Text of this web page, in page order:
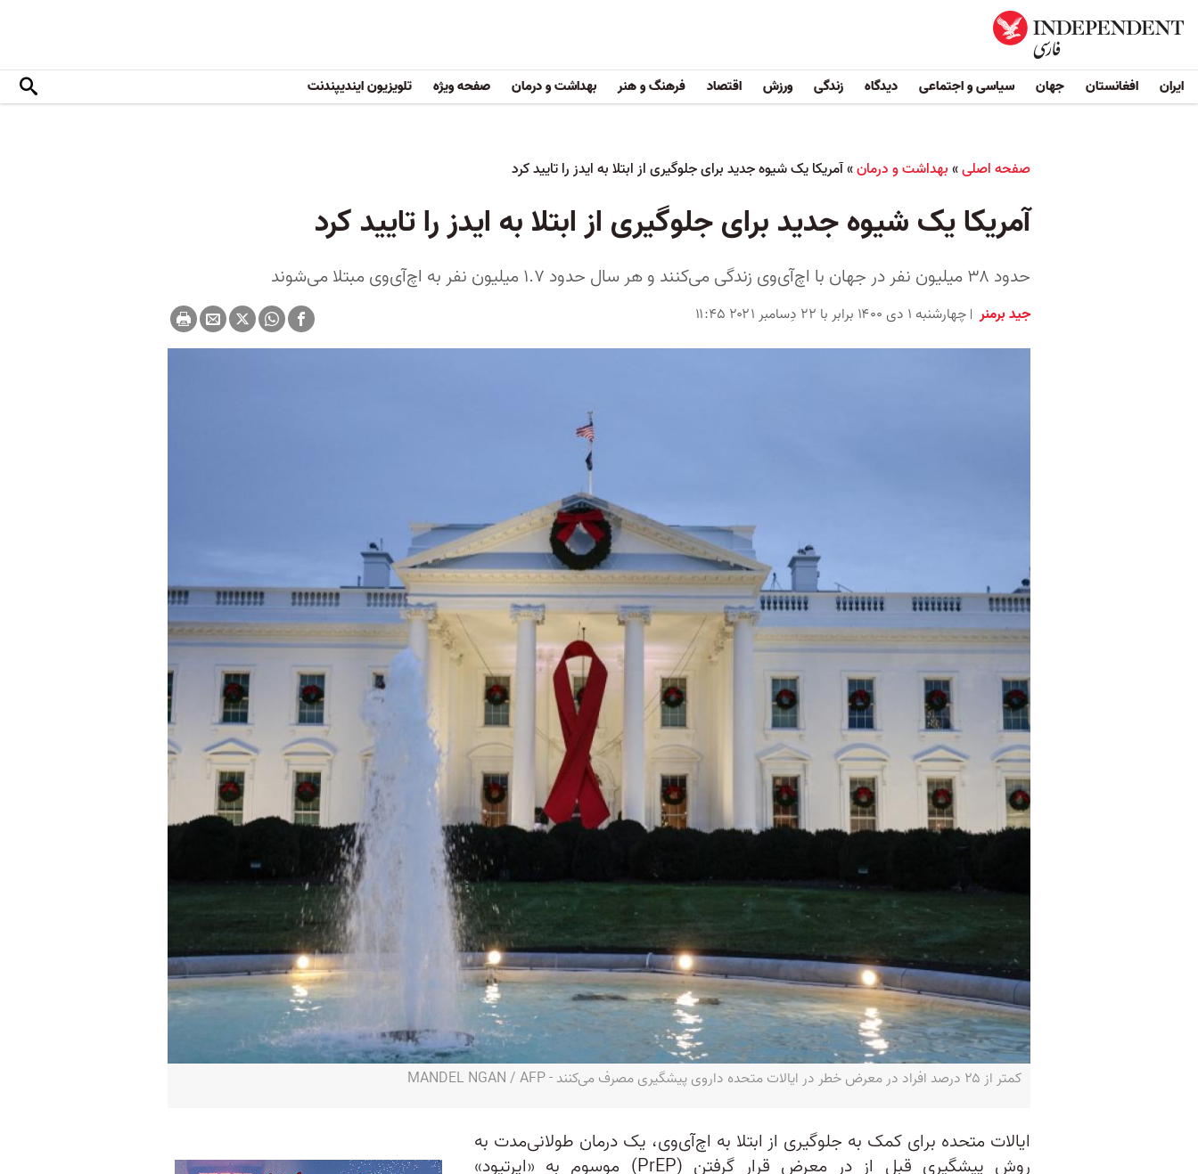
ایران افغانستان جهان سیاسی و اجتماعی دیدگاه زندگی ورزش اقتصاد فرهنگ و هنر بهداشت و درمان صفحه ویژه تلویزیون ایندیپندنت
صفحه اصلی»بهداشت و درمان»آمریکا یک شیوه جدید برای جلوگیری از ابتلا به ایدز را تایید کرد
آمریکا یک شیوه جدید برای جلوگیری از ابتلا به ایدز را تایید کرد
حدود ۳۸ میلیون نفر در جهان با اچ‌آی‌وی زندگی می‌کنند و هر سال حدود ۱.۷ میلیون نفر به اچ‌آی‌وی مبتلا می‌شوند
جید برمنر چهارشنبه ۱ دی ۱۴۰۰ برابر با ۲۲ دِسامبر ۲۰۲۱ ۱۱:۴۵
کمتر از ۲۵ درصد افراد در معرض خطر در ایالات متحده داروی پیشگیری مصرف می‌کنند - MANDEL NGAN / AFP
ایالات متحده برای کمک به جلوگیری از ابتلا به اچ‌آی‌وی، یک درمان طولانی‌مدت به
روش پیشگیری قبل از در معرض قرار گرفتن (PrEP) موسوم به «اپرتیود»